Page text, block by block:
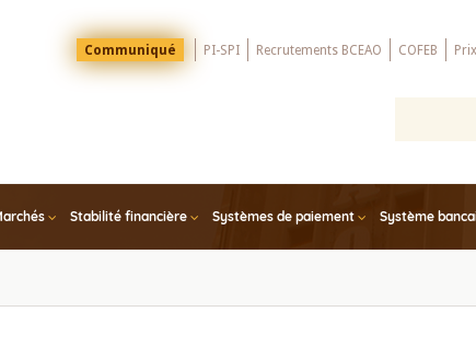
Menu
Top
Communiqué PI-SPI Recrutements BCEAO COFEB
Stabilité financière Systèmes de paiement Système